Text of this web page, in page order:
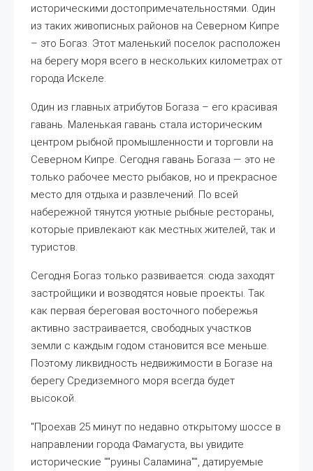
историческими достопримечательностями. Один
из таких живописных районов на Северном Кипре
– это Богаз. Этот маленький поселок расположен
на берегу моря всего в нескольких километрах от
города Искеле.
Один из главных атрибутов Богаза – его красивая
гавань. Маленькая гавань стала историческим
центром рыбной промышленности и торговли на
Северном Кипре. Сегодня гавань Богаза — это не
только рабочее место рыбаков, но и прекрасное
место для отдыха и развлечений. По всей
набережной тянутся уютные рыбные рестораны,
которые привлекают как местных жителей, так и
туристов.
Сегодня Богаз только развивается: сюда заходят
застройщики и возводятся новые проекты. Так
как первая береговая восточного побережья
активно застраивается, свободных участков
земли с каждым годом становится все меньше.
Поэтому ликвидность недвижимости в Богазе на
берегу Средиземного моря всегда будет
высокой.
"Проехав 25 минут по недавно открытому шоссе в
направлении города Фамагуста, вы увидите
исторические ""руины Саламина"", датируемые